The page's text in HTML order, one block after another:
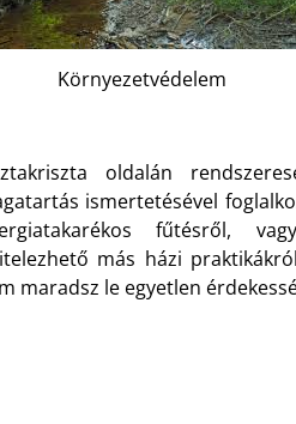
Környezetvédelem
oldalán
ismertetésével
fűtésről,
más házi
maradsz le egyetlen